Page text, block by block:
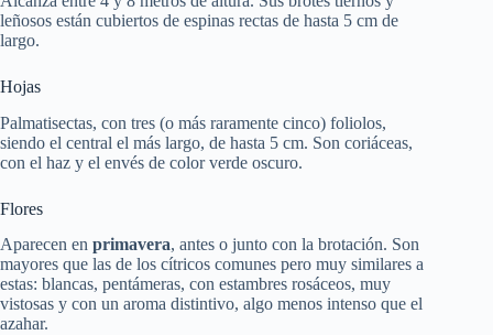
leñosos están cubiertos de espinas rectas de hasta 5 cm de
largo.
Hojas
Palmatisectas, con tres (o más raramente cinco) foliolos,
siendo el central el más largo, de hasta 5 cm. Son coriáceas,
con el haz y el envés de color verde oscuro.
Flores
Aparecen en primavera, antes o junto con la brotación. Son
mayores que las de los cítricos comunes pero muy similares a
estas: blancas, pentámeras, con estambres rosáceos, muy
vistosas y con un aroma distintivo, algo menos intenso que el
azahar.